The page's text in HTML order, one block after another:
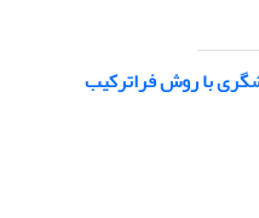
با روش فراترکیب